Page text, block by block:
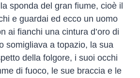
sponda del gran fiume, cioè il
e guardai ed ecco un uomo
ai fianchi una cintura d’oro di
somigliava a topazio, la sua
della folgore, i suoi occhi
di fuoco, le sue braccia e le